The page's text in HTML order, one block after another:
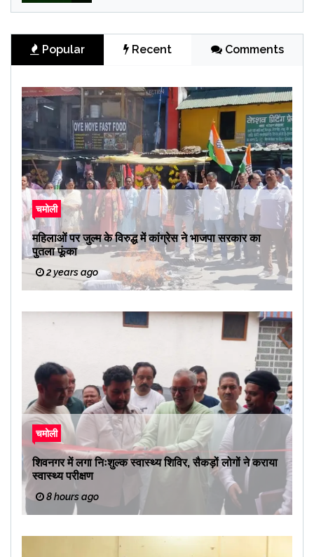
Popular Recent Comments
चमोली
महिलाओं पर जुल्म के विरुद्ध में कांग्रेस ने भाजपा सरकार का
पुतला फूंका
2 years ago
चमोली
शिवनगर में लगा निःशुल्क स्वास्थ्य शिविर, सैकड़ों लोगों ने कराया
स्वास्थ्य परीक्षण
8 hours ago